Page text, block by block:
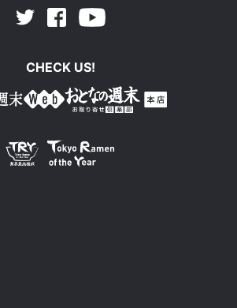
Twitter Facebook
CHECK US!